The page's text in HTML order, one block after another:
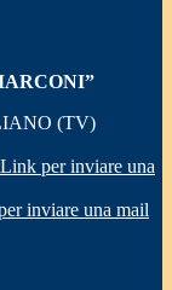
(TV)
Link per inviare una
inviare una mail